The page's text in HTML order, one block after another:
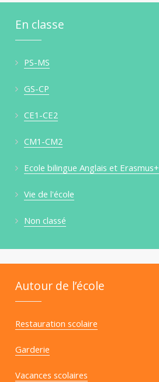
En classe
PS-MS
GS-CP
CE1-CE2
CM1-CM2
Ecole bilingue Anglais et Erasmus+
Vie de l'école
Non classé
Autour de l’école
Restauration scolaire
Garderie
Vacances scolaires